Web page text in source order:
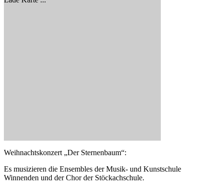
Weihnachtskonzert „Der Sternenbaum“:
Es musizieren die Ensembles der Musik- und Kunstschule
Winnenden und der Chor der Stöckachschule.